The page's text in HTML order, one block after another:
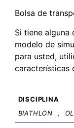
Bolsa de
Si tiene
modelo de
para usted,
características
DISCIPLINA
BIATHLON
,